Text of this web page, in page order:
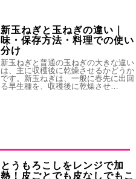
新玉ねぎと玉ねぎの違い｜
味・保存方法・料理での使い
分け
新玉ねぎと普通の玉ねぎの大きな違い
は、主に収穫後に乾燥させるかどうか
です。新玉ねぎは、一般に春先に出回
る早生種を、収穫後に乾燥させ…
とうもろこしをレンジで加
熱！皮ごとでも皮なしでもこ